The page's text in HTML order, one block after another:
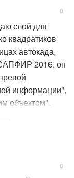
0
слой для
квадратиков
автокада,
2016, он
информации",
объектом".
Это
0